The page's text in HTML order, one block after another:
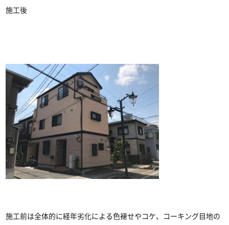
施工後
施工前は全体的に経年劣化による色褪せやコケ、コーキング目地の